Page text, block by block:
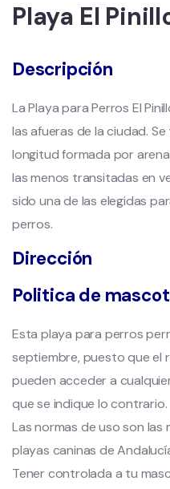
Playa El
Descripción
La Playa para Perros El
las afueras de la ciudad.
longitud formada por
las menos transitadas en
sido una de las elegidas
perros.
Dirección
Politica de
Esta playa para perros
septiembre, puesto que el
pueden acceder a
que se indique lo contrario.
Las normas de uso son las
playas caninas de
Tener controlada a tu